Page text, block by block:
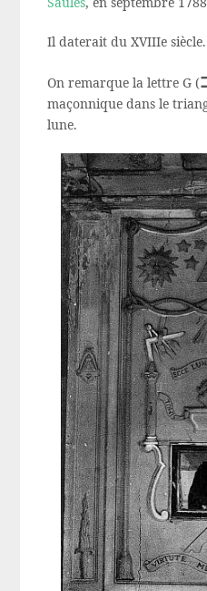
Il daterait du XVIIIe
On remarque la lettre G (
maçonnique dans le
lune.